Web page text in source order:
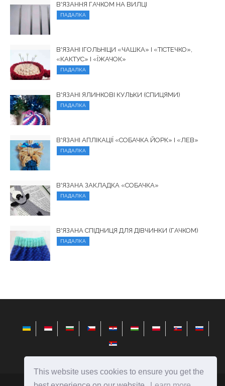
This website uses cookies to ensure you get the
В'ЯЗАННЯ ГАЧКОМ НА ВИЛЦІ
ПАДАЛКА
В'ЯЗАНІ ІГОЛЬНІЦИ «ЧАШКА» І «ТІСТЕЧКО»,
«КАКТУС» І «ЇЖАЧОК»
ПАДАЛКА
В'ЯЗАНІ ЯЛИНКОВІ КУЛЬКИ (СПИЦЯМИ)
ПАДАЛКА
В'ЯЗАНІ АПЛІКАЦІЇ «СОБАЧКА ЙОРК» І «ЛЕВ»
ПАДАЛКА
В'ЯЗАНА ЗАКЛАДКА «СОБАЧКА»
ПАДАЛКА
В'ЯЗАНА СПІДНИЦЯ ДЛЯ ДІВЧИНКИ (ГАЧКОМ)
ПАДАЛКА